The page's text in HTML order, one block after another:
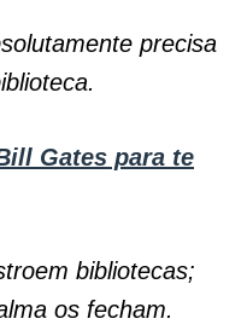
precisa
Gates para te
bibliotecas;
os fecham.